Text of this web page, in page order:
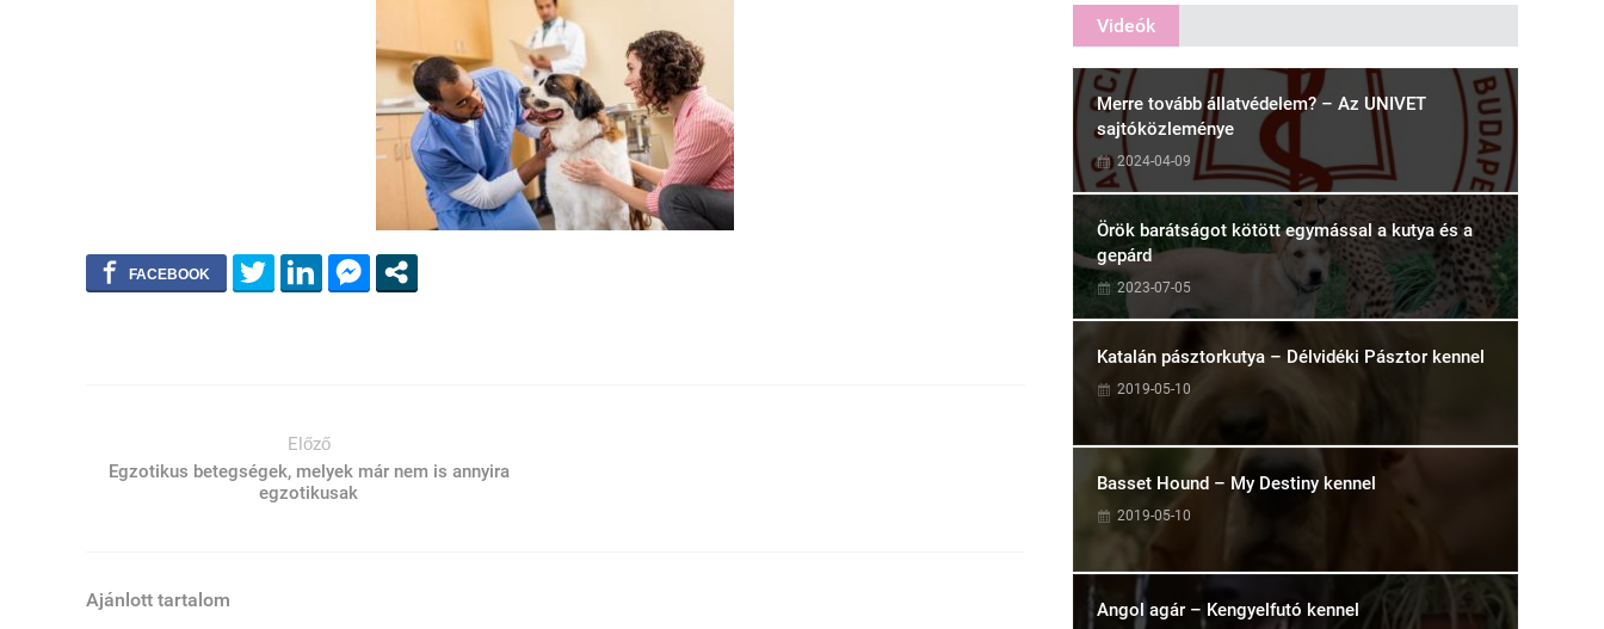
Előző
Egzotikus betegségek, melyek már nem is annyira
egzotikusak
Ajánlott tartalom
Videók
Merre tovább állatvédelem? – Az UNIVET
sajtóközleménye
2024-04-09
Örök barátságot kötött egymással a kutya és a
gepárd
2023-07-05
Katalán pásztorkutya – Délvidéki Pásztor kennel
2019-05-10
Basset Hound – My Destiny kennel
2019-05-10
Angol agár – Kengyelfutó kennel